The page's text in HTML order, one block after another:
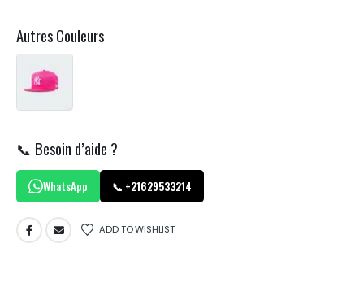
Autres Couleurs
📞 Besoin d’aide ?
WhatsApp 📞 +21629533214
ADD TO WISHLIST